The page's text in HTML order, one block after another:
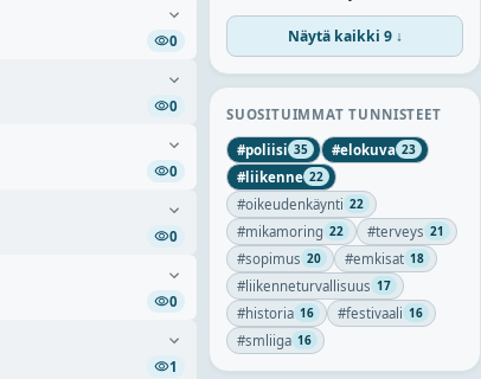
hankinta
Näytä kaikki 9 ↓
SUOSITUIMMAT TUNNISTEET
#poliisi 35 #elokuva 23
#liikenne 22
#oikeudenkäynti 22
#mikamoring 22 #terveys 21
#sopimus 20 #emkisat 18
#liikenneturvallisuus 17
#historia 16 #festivaali 16
#smliiga 16
0
0
0
0
0
1